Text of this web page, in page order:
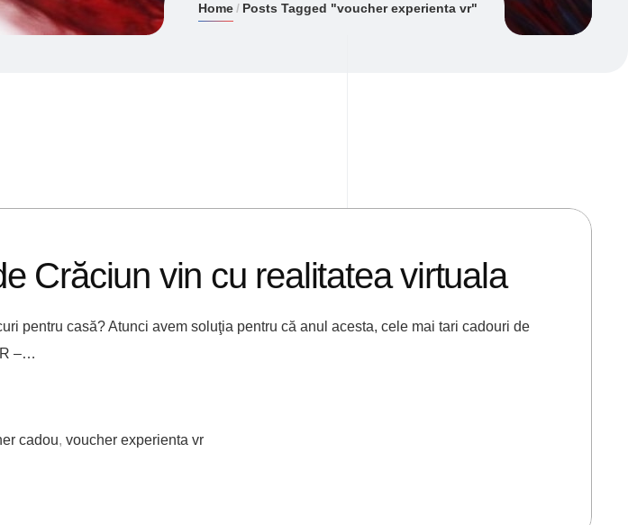
Home Posts Tagged "voucher experienta vr"
Crăciun vin cu realitatea virtuala
pentru casă? Atunci avem soluţia pentru că anul acesta, cele mai tari cadouri de
–…
cadou, voucher experienta vr